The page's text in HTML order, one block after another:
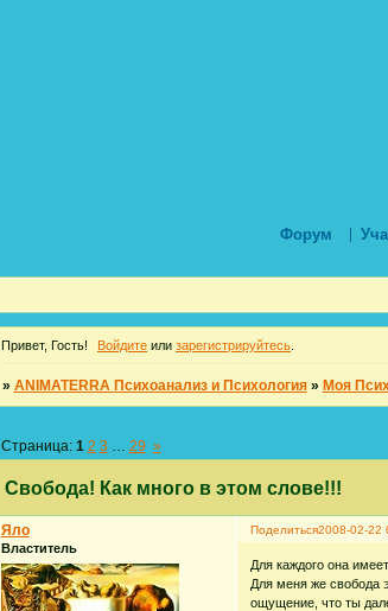
Форум
Привет, Гость! Войдите или зарегистрируйтесь
» ANIMATERRA Психоанализ и Психология » Моя
Свобода! Как много в этом слове!!!
Страница: 1 2 3 29 »
Поделиться2008-02-22
Яло
Властитель
Для каждого она
Для меня же свобода
ощущение, что ты